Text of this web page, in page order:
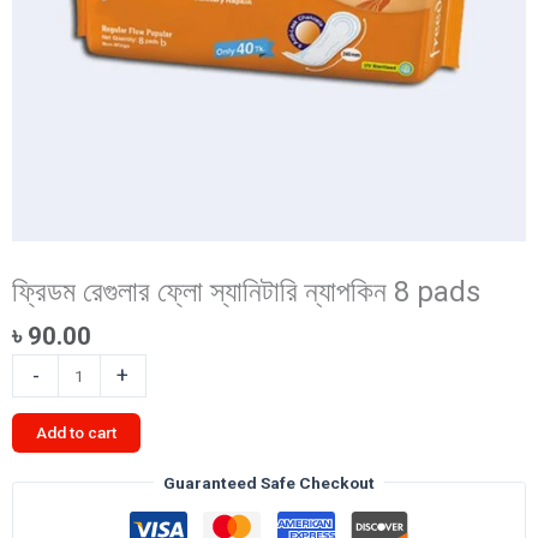
ফ্রিডম রেগুলার ফ্লো স্যানিটারি ন্যাপকিন 8 pads
৳ 90.00
-
রেগুলার
ফ্লো
স্যানিটারি
+
Add to cart
Guaranteed Safe Checkout